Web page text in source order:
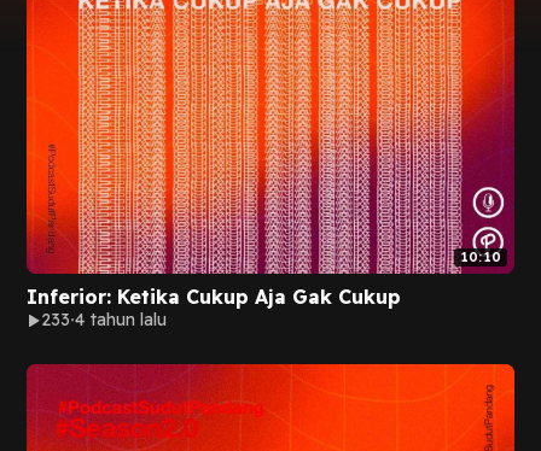
10:10
Inferior: Ketika Cukup Aja Gak Cukup
233 4 tahun lalu